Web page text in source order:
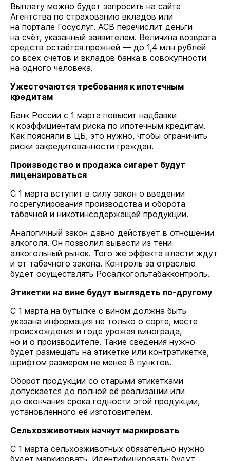
Выплату можно будет запросить на сайте
Агентства по страхованию вкладов или
на портале Госуслуг. АСВ перечислит деньги
на счёт, указанный заявителем. Величина возврата
средств остаётся прежней — до 1,4 млн рублей
со всех счетов и вкладов банка в совокупности
на одного человека.
Ужесточаются требования к ипотечным
кредитам
Банк России с 1 марта повысит надбавки
к коэффициентам риска по ипотечным кредитам.
Как поясняли в ЦБ, это нужно, чтобы ограничить
риски закредитованности граждан.
Производство и продажа сигарет будут
лицензироваться
С 1 марта вступит в силу закон о введении
госрегулирования производства и оборота
табачной и никотинсодержащей продукции.
Аналогичный закон давно действует в отношении
алкоголя. Он позволил вывести из тени
алкогольный рынок. Того же эффекта власти ждут
и от табачного закона. Контроль за отраслью
будет осуществлять Росалкогольтабакконтроль.
Этикетки на вине будут выглядеть по-другому
С 1 марта на бутылке с вином должна быть
указана информация не только о сорте, месте
происхождения и годе урожая винограда,
но и о производителе. Такие сведения нужно
будет размещать на этикетке или контрэтикетке,
шрифтом размером не менее 8 пунктов.
Оборот продукции со старыми этикетками
допускается до полной её реализации или
до окончания срока годности этой продукции,
установленного её изготовителем.
Сельхозживотных начнут маркировать
С 1 марта сельхозживотных обязательно нужно
будет маркировать. Идентифицировать будут